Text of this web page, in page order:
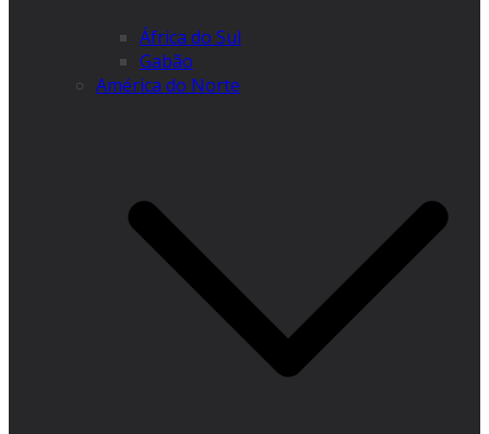
África do Sul
Gabão
América do Norte